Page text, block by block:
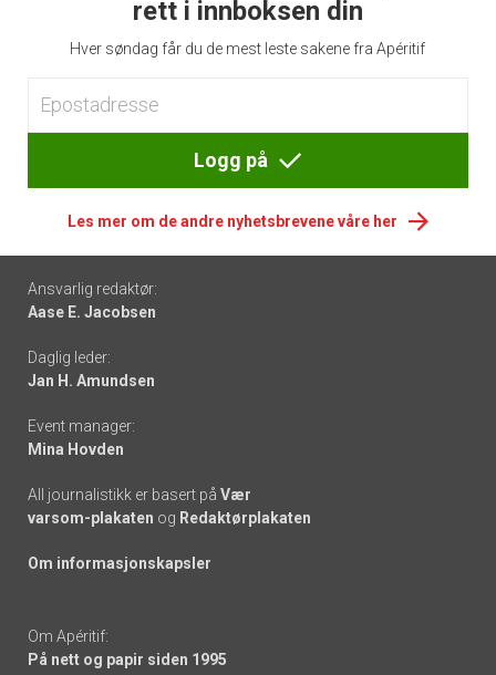
rett i innboksen din
Hver søndag får du de mest leste sakene fra Apéritif
Logg på
Les mer om de andre nyhetsbrevene våre her
Footer
-
links
Ansvarlig redaktør:
Aase E. Jacobsen
Daglig leder:
Jan H. Amundsen
Event manager:
Mina Hovden
All journalistikk er basert på Vær
varsom-plakaten og Redaktørplakaten
Om informasjonskapsler
Om Apéritif:
På nett og papir siden 1995